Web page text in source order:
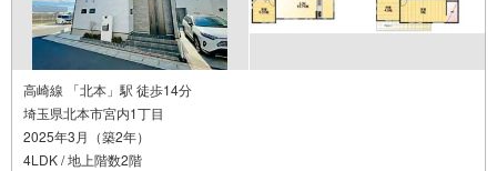
高崎線 「北本」駅 徒歩14分
埼玉県北本市宮内1丁目
2025年3月（築2年）
4LDK / 地上階数2階